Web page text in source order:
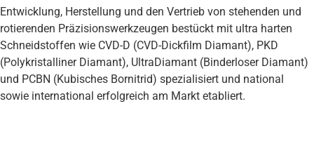
Entwicklung, Herstellung und den Vertrieb von stehenden und
rotierenden Präzisionswerkzeugen bestückt mit ultra harten
Schneidstoffen wie CVD-D (CVD-Dickfilm Diamant), PKD
(Polykristalliner Diamant), UltraDiamant (Binderloser Diamant)
und PCBN (Kubisches Bornitrid) spezialisiert und national
sowie international erfolgreich am Markt etabliert.